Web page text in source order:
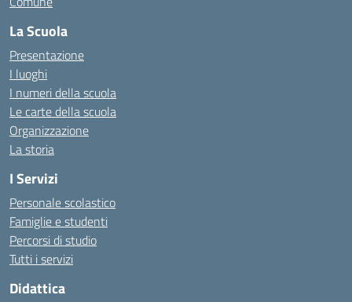
La Scuola
Presentazione
I luoghi
I numeri della scuola
Le carte della scuola
Organizzazione
La storia
I Servizi
Personale scolastico
Famiglie e studenti
Percorsi di studio
Tutti i servizi
Didattica